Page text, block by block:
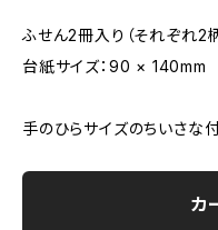
ふせん2冊入り（それぞれ2
台紙サイズ：90 × 140mm
手のひらサイズのちいさな
カ